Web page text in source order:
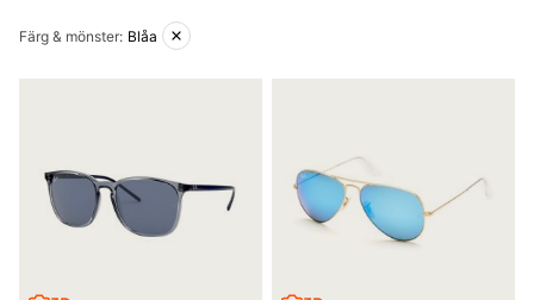
Aktiva filter
Färg & mönster: Blåa